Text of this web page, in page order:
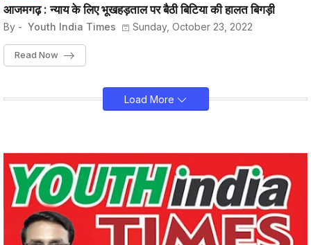
आजमगढ़ : न्याय के लिए भूखहड़ताल पर बैठी बिटिया की हालत बिगड़ी
By - Youth India Times Sunday, October 23, 2022
Read Now
Load More